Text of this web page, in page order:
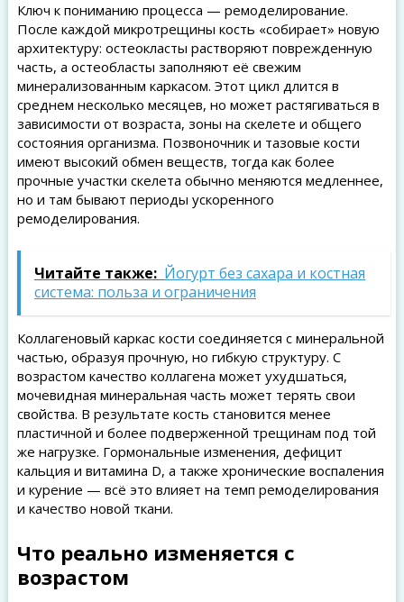
Ключ к пониманию процесса — ремоделирование.
После каждой микротрещины кость «собирает» новую
архитектуру: остеокласты растворяют поврежденную
часть, а остеобласты заполняют её свежим
минерализованным каркасом. Этот цикл длится в
среднем несколько месяцев, но может растягиваться в
зависимости от возраста, зоны на скелете и общего
состояния организма. Позвоночник и тазовые кости
имеют высокий обмен веществ, тогда как более
прочные участки скелета обычно меняются медленнее,
но и там бывают периоды ускоренного
ремоделирования.
Читайте также: Йогурт без сахара и костная
система: польза и ограничения
Коллагеновый каркас кости соединяется с минеральной
частью, образуя прочную, но гибкую структуру. С
возрастом качество коллагена может ухудшаться,
мочевидная минеральная часть может терять свои
свойства. В результате кость становится менее
пластичной и более подверженной трещинам под той
же нагрузке. Гормональные изменения, дефицит
кальция и витамина D, а также хронические воспаления
и курение — всё это влияет на темп ремоделирования
и качество новой ткани.
Что реально изменяется с
возрастом